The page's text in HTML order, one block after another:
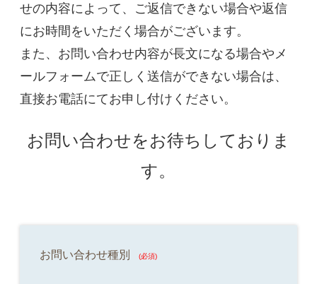
せの内容によって、ご返信できない場合や返信
にお時間をいただく場合がございます。
また、お問い合わせ内容が長文になる場合やメ
ールフォームで正しく送信ができない場合は、
直接お電話にてお申し付けください。
お問い合わせをお待ちしておりま
す。
お問い合わせ種別 (必須)